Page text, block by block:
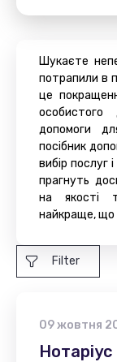
Шукаєте
потрапили в
це
особистого
допомоги
посібник
вибір послуг
прагнуть
на якості
найкраще, що
Filter
09 жовтня
Нотаріус